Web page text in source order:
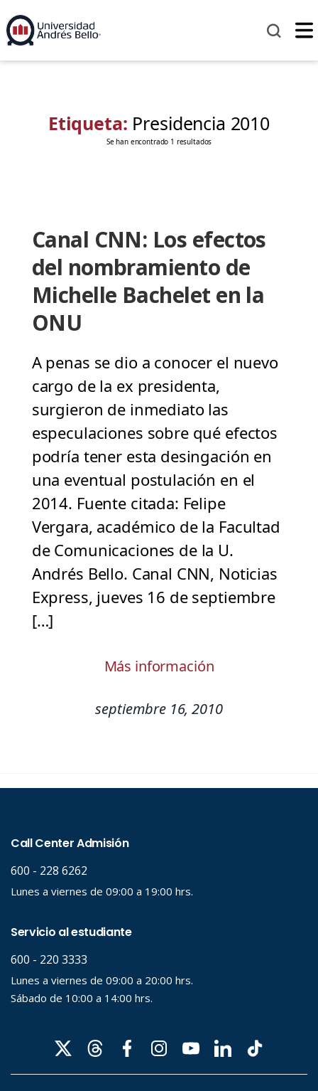
Etiqueta: Presidencia 2010
Se han encontrado 1 resultados
Canal CNN: Los efectos
del nombramiento de
Michelle Bachelet en la
ONU
A penas se dio a conocer el nuevo
cargo de la ex presidenta,
surgieron de inmediato las
especulaciones sobre qué efectos
podría tener esta desingación en
una eventual postulación en el
2014. Fuente citada: Felipe
Vergara, académico de la Facultad
de Comunicaciones de la U.
Andrés Bello. Canal CNN, Noticias
Express, jueves 16 de septiembre
[…]
Más información
septiembre 16, 2010